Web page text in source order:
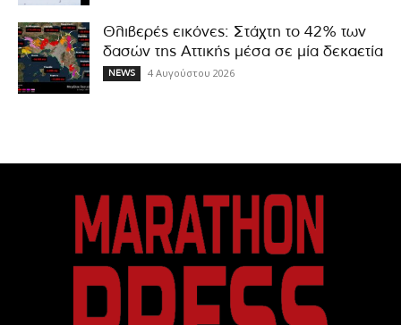
Θλιβερές εικόνες: Στάχτη το 42% των
δασών της Αττικής μέσα σε μία δεκαετία
NEWS 4 Αυγούστου 2026